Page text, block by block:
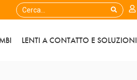
LENTI A CONTATTO E SOLUZIONI